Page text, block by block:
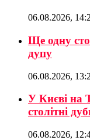
06.08.2026,
Ще одну
дупу
06.08.2026,
У Києві на
столітні
06.08.2026,